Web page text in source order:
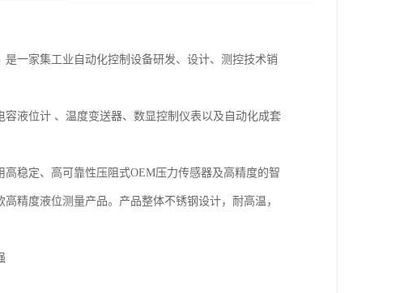
一家集工业自动化控制设备研发、设计、测控技术销
液位计 、温度变送器、数显控制仪表以及自动化成套
稳定、高可靠性压阻式OEM压力传感器及高精度的智
精度液位测量产品。产品整体不锈钢设计，耐高温，